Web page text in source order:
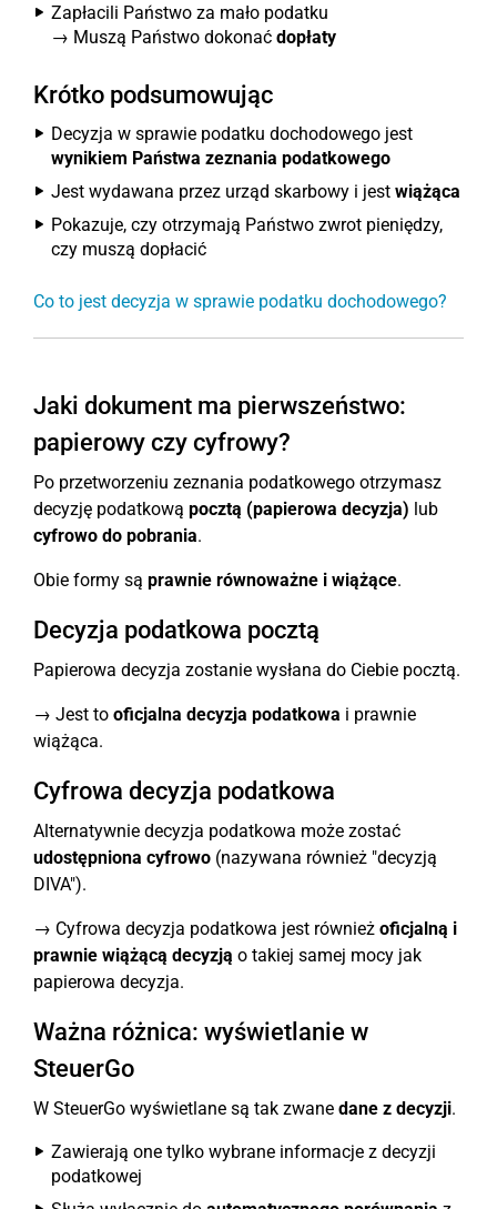
Zapłacili Państwo za mało podatku
→ Muszą Państwo dokonać dopłaty
Krótko podsumowując
Decyzja w sprawie podatku dochodowego jest
wynikiem Państwa zeznania podatkowego
Jest wydawana przez urząd skarbowy i jest wiążąca
Pokazuje, czy otrzymają Państwo zwrot pieniędzy,
czy muszą dopłacić
Co to jest decyzja w sprawie podatku dochodowego?
Jaki dokument ma pierwszeństwo:
papierowy czy cyfrowy?
Po przetworzeniu zeznania podatkowego otrzymasz
decyzję podatkową pocztą (papierowa decyzja) lub
cyfrowo do pobrania.
Obie formy są prawnie równoważne i wiążące.
Decyzja podatkowa pocztą
Papierowa decyzja zostanie wysłana do Ciebie pocztą.
→ Jest to oficjalna decyzja podatkowa i prawnie
wiążąca.
Cyfrowa decyzja podatkowa
Alternatywnie decyzja podatkowa może zostać
udostępniona cyfrowo (nazywana również "decyzją
DIVA").
→ Cyfrowa decyzja podatkowa jest również oficjalną i
prawnie wiążącą decyzją o takiej samej mocy jak
papierowa decyzja.
Ważna różnica: wyświetlanie w
SteuerGo
W SteuerGo wyświetlane są tak zwane dane z decyzji.
Zawierają one tylko wybrane informacje z decyzji
podatkowej